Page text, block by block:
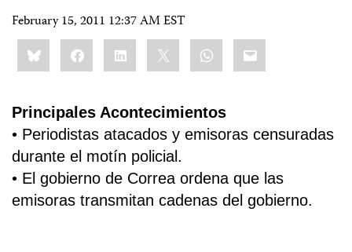
February 15, 2011 12:37 AM EST
Share
this:BlueskyFacebookLinkedIn WhatsApp
Email
Principales Acontecimientos
• Periodistas atacados y emisoras censuradas
durante el motín policial.
• El gobierno de Correa ordena que las
emisoras transmitan cadenas del gobierno.